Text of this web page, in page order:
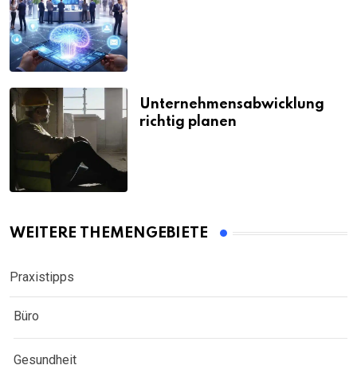
Unternehmensabwicklung
richtig planen
WEITERE THEMENGEBIETE
Praxistipps
Büro
Gesundheit